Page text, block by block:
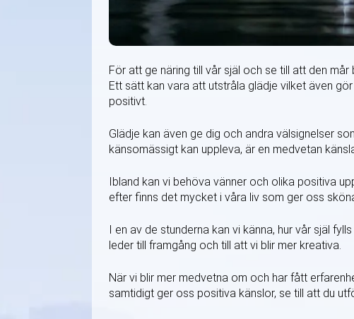
För att ge näring till vår själ och se till att den
Ett sätt kan vara att utstråla glädje vilket även
positivt.
Glädje kan även ge dig och andra välsignelser
känsomässigt kan uppleva, är en medvetan
Ibland kan vi behöva vänner och olika positiva
efter finns det mycket i våra liv som ger oss
I en av de stunderna kan vi känna, hur vår själ
leder till framgång och till att vi blir mer kreativa.
När vi blir mer medvetna om och har fått
samtidigt ger oss positiva känslor, se till att du